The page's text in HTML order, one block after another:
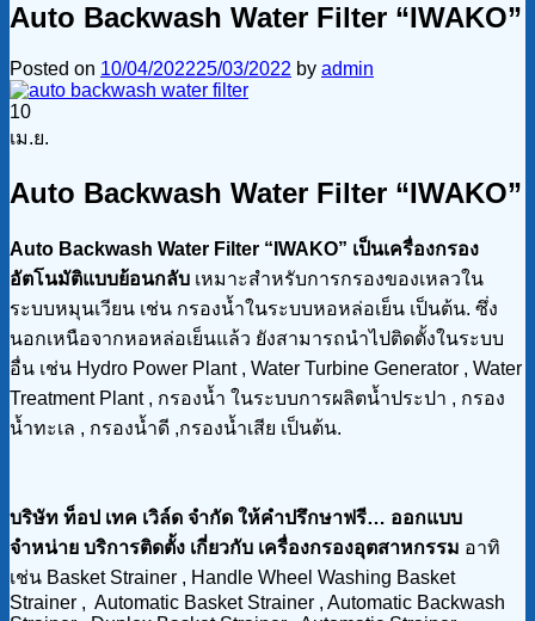
Auto Backwash Water Filter “IWAKO”
Posted on 10/04/202225/03/2022 by admin
10
เม.ย.
Auto Backwash Water Filter “IWAKO”
Auto Backwash Water Filter “IWAKO” เป็นเครื่องกรอง
อัตโนมัติแบบย้อนกลับ เหมาะสำหรับการกรองของเหลวใน
ระบบหมุนเวียน เช่น กรองน้ำในระบบหอหล่อเย็น เป็นต้น. ซึ่ง
นอกเหนือจากหอหล่อเย็นแล้ว ยังสามารถนำไปติดตั้งในระบบ
อื่น เช่น Hydro Power Plant , Water Turbine Generator , Water
Treatment Plant , กรองน้ำ ในระบบการผลิตน้ำประปา , กรอง
น้ำทะเล , กรองน้ำดี ,กรองน้ำเสีย เป็นต้น.
บริษัท ท็อป เทค เวิล์ด จำกัด ให้คำปรึกษาฟรี… ออกแบบ
จำหน่าย บริการติดตั้ง เกี่ยวกับ เครื่องกรองอุตสาหกรรม อาทิ
เช่น Basket Strainer , Handle Wheel Washing Basket
Strainer , Automatic Basket Strainer , Automatic Backwash